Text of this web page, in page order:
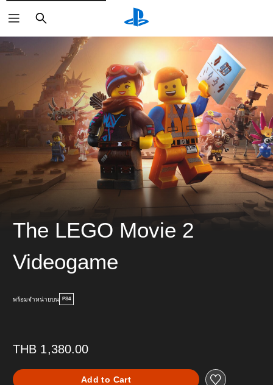
The LEGO Movie 2
Videogame
พร้อมจำหน่ายบน PS4
THB 1,380.00
Add to Cart